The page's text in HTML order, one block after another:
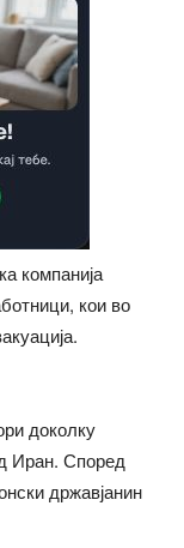
компанија
кои во
доколку
Иран. Според
државјанин